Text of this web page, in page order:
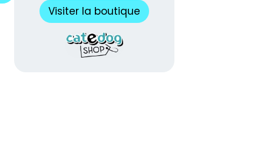
Visiter la boutique